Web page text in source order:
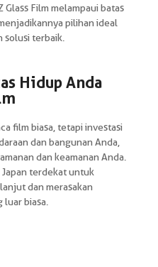
Film melampaui batas
pilihan ideal
solusi terbaik.
Hidup Anda
film biasa, tetapi investasi
dan bangunan Anda,
dan keamanan Anda.
terdekat untuk
dan merasakan
luar biasa.